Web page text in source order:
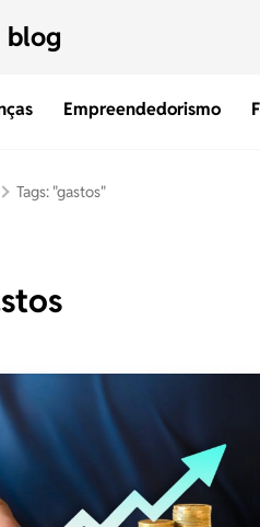
Empreendedorismo
blog
Tags: "gastos"